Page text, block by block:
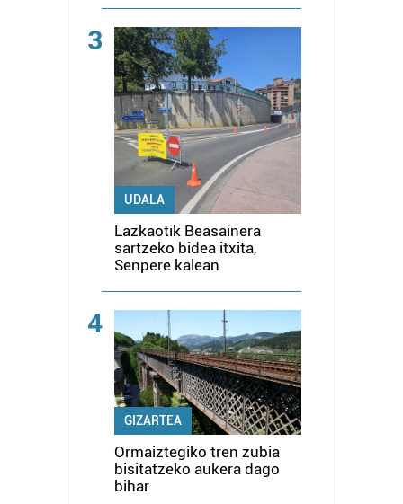
3
UDALA
Lazkaotik Beasainera
sartzeko bidea itxita,
Senpere kalean
4
GIZARTEA
Ormaiztegiko tren zubia
bisitatzeko aukera dago
bihar